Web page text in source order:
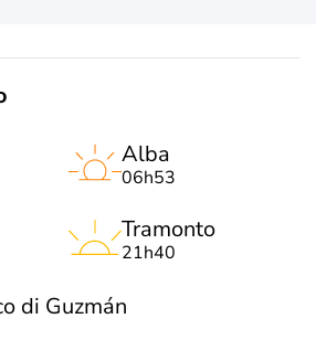
Alba
06h53
Tramonto
21h40
di Guzmán